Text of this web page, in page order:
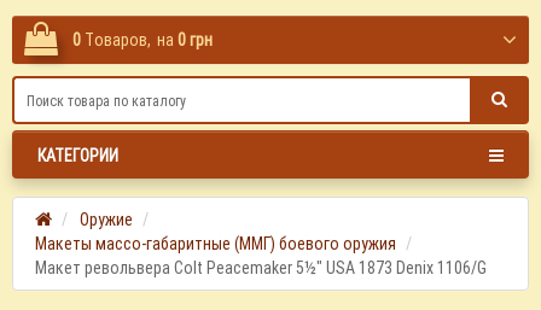
0 Tоваров, на 0 грн
КАТЕГОРИИ
Оружие
Макеты массо-габаритные (ММГ) боевого оружия
Макет револьвера Colt Peacemaker 5½" USA 1873 Denix 1106/G